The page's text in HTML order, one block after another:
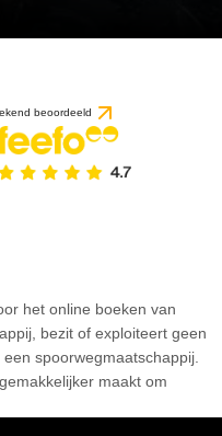
beoordeeld
het online boeken van
bezit of exploiteert geen
spoorwegmaatschappij.
maakt om